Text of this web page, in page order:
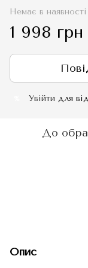
Немає в наявності
1 998 грн
Увійти для
До
Опис